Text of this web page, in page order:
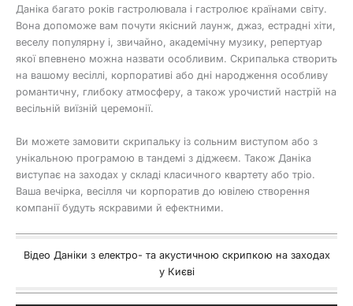
Даніка багато років гастролювала і гастролює країнами світу.
Вона допоможе вам почути якісний лаунж, джаз, естрадні хіти,
веселу популярну і, звичайно, академічну музику, репертуар
якої впевнено можна назвати особливим. Скрипалька створить
на вашому весіллі, корпоративі або дні народження особливу
романтичну, глибоку атмосферу, а також урочистий настрій на
весільній виїзній церемонії.
Ви можете замовити скрипальку із сольним виступом або з
унікальною програмою в тандемі з діджеєм. Також Даніка
виступає на заходах у складі класичного квартету або тріо.
Ваша вечірка, весілля чи корпоратив до ювілею створення
компанії будуть яскравими й ефектними.
Відео Даніки з електро- та акустичною скрипкою на заходах
у Києві